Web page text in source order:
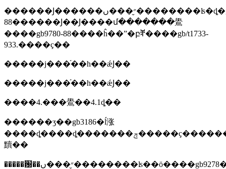
������Ϳ������״̬���ں��������ʪ�ȡ�gb9278-
88������Ϳ��Ϳ����մ�������鷽
����gb9780-88����ĥ��ˮ�բⶨ����gb/t1733-
933.����ҫ��
�����ϳ���֬��һ��ǽͿ��
�����ϳ���֬��һ��ǽͿ��
����4.���鷽��4.1ȡ��
������ʒ��gb3186�ĺ涨
����ȡ����ȡ�������ݼ�����ҫ������4.2�����һ������4.2.1���
黷��
�����԰��״̬���ں��������ʪ��ӧ����gb9278�ĺ